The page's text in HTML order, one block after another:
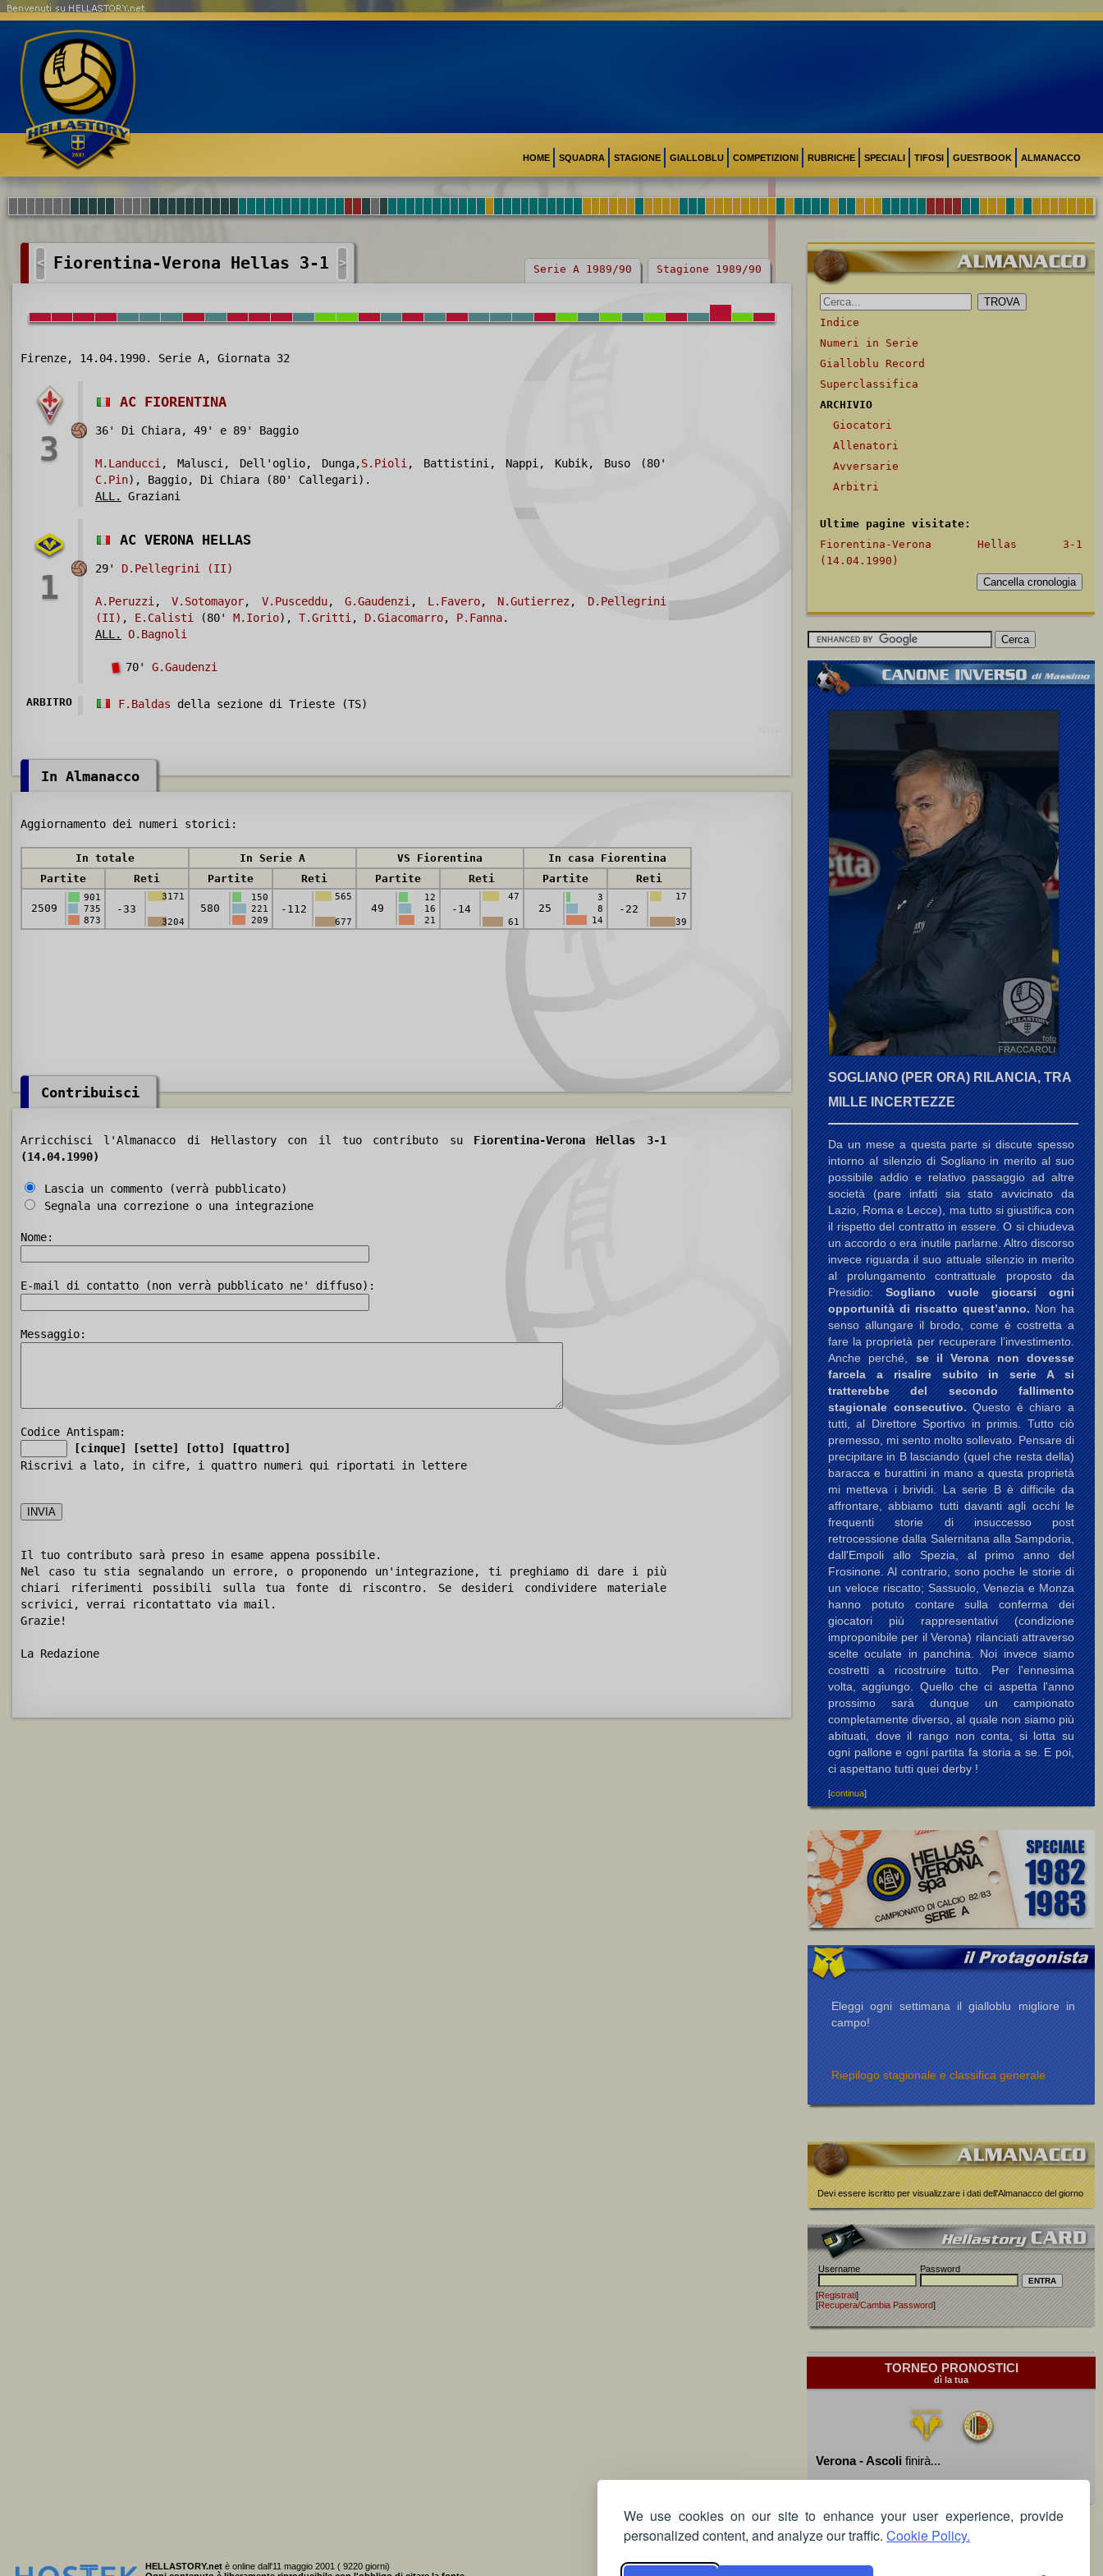
We use cookies on our site to enhance your user experience, provide
personalized content, and analyze our traffic. Cookie Policy.
HOME SQUADRA STAGIONE GIALLOBLU COMPETIZIONI RUBRICHE SPECIALI TIFOSI GUESTBOOK ALMANACCO
Benvenuti su HELLASTORY.net
< Fiorentina-Verona Hellas 3-1 > Serie A 1989/90 Stagione 1989/90
Firenze, 14.04.1990. Serie A, Giornata 32
3
AC FIORENTINA
36' Di Chiara, 49' e 89' Baggio
M.Landucci , Malusci, Dell'oglio, Dunga,S.Pioli , Battistini, Nappi, Kubik, Buso (80'
C.Pin), Baggio, Di Chiara (80' Callegari).
ALL.
Graziani
1
AC VERONA HELLAS
29' D.Pellegrini (II)
A.Peruzzi ,V.Sotomayor, V.Pusceddu, G.Gaudenzi , L.Favero, N.Gutierrez , D.Pellegrini
(II) , E.Calisti (80' M.Iorio), T.Gritti , D.Giacomarro, P.Fanna.
ALL.
O.Bagnoli
70' G.Gaudenzi
ARBITRO F.Baldas della sezione di Trieste (TS)
In Almanacco
Aggiornamento dei numeri storici:
In totale In Serie A VS Fiorentina
In casa Fiorentina
Partite
Reti Partite Reti Partite Reti Partite Reti
2509
901
735
873
-33
3171
3204
580
150
221
209
-112
565
677
49
12
16
21
-14
47
61
25
3
8
14
-22
17
39
Contribuisci
Arricchisci l'Almanacco di Hellastory con il tuo contributo su Fiorentina-Verona Hellas 3-1
(14.04.1990)
Lascia un commento (verrà pubblicato)
Segnala una correzione o una integrazione
Nome:
E-mail di contatto (non verrà pubblicato ne' diffuso):
Messaggio:
Codice Antispam:
[cinque]
[sette] [otto]
[quattro]
Riscrivi a lato, in cifre, i quattro numeri qui riportati in lettere
Il tuo contributo sarà preso in esame appena possibile.
Nel caso tu stia segnalando un errore, o proponendo un'integrazione, ti preghiamo di dare i più
chiari riferimenti possibili sulla tua fonte di riscontro. Se desideri condividere materiale
scrivici, verrai ricontattato via mail.
Grazie!
La Redazione
Indice
Numeri in Serie
Gialloblu Record
Superclassifica
ARCHIVIO
Giocatori
Allenatori
Avversarie
Arbitri
Ultime pagine visitate:
Fiorentina-Verona Hellas 3-1
(14.04.1990)
SOGLIANO (PER ORA) RILANCIA, TRA
MILLE INCERTEZZE
Da un mese a questa parte si discute spesso
intorno al silenzio di Sogliano in merito al suo
possibile addio e relativo passaggio ad altre
società (pare infatti sia stato avvicinato da
Lazio, Roma e Lecce), ma tutto si giustifica con
il rispetto del contratto in essere. O si chiudeva
un accordo o era inutile parlarne. Altro discorso
invece riguarda il suo attuale silenzio in merito
al prolungamento contrattuale proposto da
Presidio:Sogliano vuole giocarsi ogni
opportunità di riscatto quest’anno.Non ha
senso allungare il brodo, come è costretta a
fare la proprietà per recuperare l’investimento.
Anche perché,se il Verona non dovesse
farcela a risalire subito in serie A si
tratterebbe del secondo fallimento
stagionale consecutivo.Questo è chiaro a
tutti, al Direttore Sportivo in primis. Tutto ciò
premesso, mi sento molto sollevato. Pensare di
precipitare in B lasciando (quel che resta della)
baracca e burattini in mano a questa proprietà
mi metteva i brividi. La serie B è difficile da
affrontare, abbiamo tutti davanti agli occhi le
frequenti storie di insuccesso post
retrocessione dalla Salernitana alla Sampdoria,
dall'Empoli allo Spezia, al primo anno del
Frosinone. Al contrario, sono poche le storie di
un veloce riscatto; Sassuolo, Venezia e Monza
hanno potuto contare sulla conferma dei
giocatori più rappresentativi (condizione
improponibile per il Verona) rilanciati attraverso
scelte oculate in panchina. Noi invece siamo
costretti a ricostruire tutto. Per l'ennesima
volta, aggiungo. Quello che ci aspetta l'anno
prossimo sarà dunque un campionato
completamente diverso, al quale non siamo più
abituati, dove il rango non conta, si lotta su
ogni pallone e ogni partita fa storia a se. E poi,
ci aspettano tutti quei derby !
[continua]
Eleggi ogni settimana il gialloblu migliore in
campo!
Riepilogo stagionale e classifica generale
Devi essere iscritto per visualizzare i dati dell'Almanacco del giorno
Username Password
[Registrati]
[Recupera/Cambia Password]
TORNEO PRONOSTICI
dì la tua
Verona - Ascoli finirà...
HELLASTORY.netè online dall'11 maggio 2001 ( 9220 giorni)